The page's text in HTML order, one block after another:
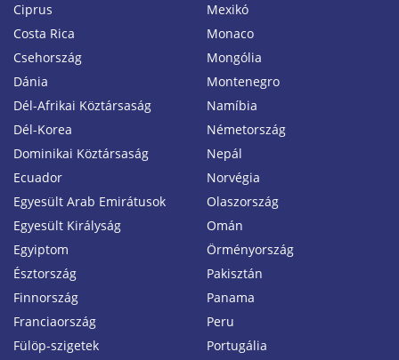
Ciprus
Costa Rica
Csehország
Dánia
Dél-Afrikai Köztársaság
Dél-Korea
Dominikai Köztársaság
Ecuador
Egyesült Arab Emirátusok
Egyesült Királyság
Egyiptom
Észtország
Finnország
Franciaország
Fülöp-szigetek
Mexikó
Monaco
Mongólia
Montenegro
Namíbia
Németország
Nepál
Norvégia
Olaszország
Omán
Örményország
Pakisztán
Panama
Peru
Portugália